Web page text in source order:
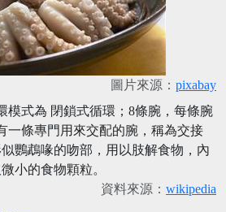
圖片來源： pixabay
模式為 閉鎖式循環；8條腕，每條腕
一條專門用來交配的腕，稱為交接
鸚鵡喙的吻部，用以肢解食物，內
小的食物顆粒。
資料來源： wikipedia